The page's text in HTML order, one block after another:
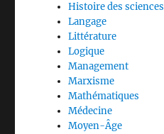
Histoire des sciences
Langage
Littérature
Logique
Management
Marxisme
Mathématiques
Médecine
Moyen-Âge